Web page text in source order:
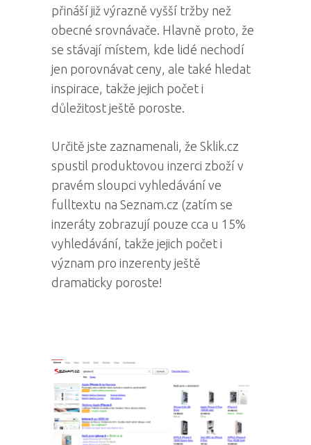
přináší již výrazně vyšší tržby než
obecné srovnávače. Hlavně proto, že
se stávají místem, kde lidé nechodí
jen porovnávat ceny, ale také hledat
inspirace, takže jejich počet i
důležitost ještě poroste.
Určitě jste zaznamenali, že Sklik.cz
spustil produktovou inzerci zboží v
pravém sloupci vyhledávání ve
fulltextu na Seznam.cz (zatím se
inzeráty zobrazují pouze cca u 15%
vyhledávání, takže jejich počet i
význam pro inzerenty ještě
dramaticky poroste!